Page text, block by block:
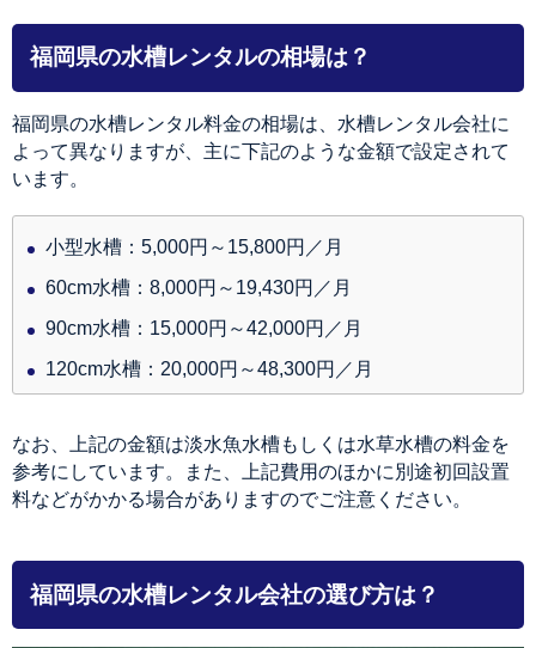
福岡県の水槽レンタルの相場は？
福岡県の水槽レンタル料金の相場は、水槽レンタル会社に
よって異なりますが、主に下記のような金額で設定されて
います。
小型水槽：5,000円～15,800円／月
60cm水槽：8,000円～19,430円／月
90cm水槽：15,000円～42,000円／月
120cm水槽：20,000円～48,300円／月
なお、上記の金額は淡水魚水槽もしくは水草水槽の料金を
参考にしています。また、上記費用のほかに別途初回設置
料などがかかる場合がありますのでご注意ください。
福岡県の水槽レンタル会社の選び方は？